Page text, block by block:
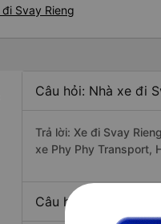
Svay Rieng
Câu hỏi: Nhà xe đi
Trả lời: Xe đi Svay
xe Phy Phy Transport,
Câu hỏi: Xe nào đi